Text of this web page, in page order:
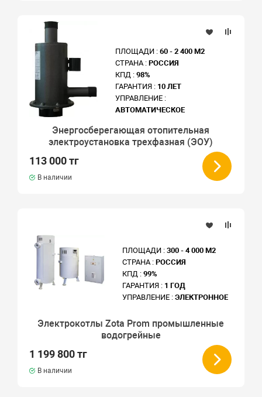
ПЛОЩАДИ :60 - 2 400 М2
СТРАНА :РОССИЯ
КПД :98%
ГАРАНТИЯ : 10 ЛЕТ
УПРАВЛЕНИЕ :
АВТОМАТИЧЕСКОЕ
Энергосберегающая отопительная
электроустановка трехфазная (ЭОУ)
113 000 тг
В наличии
ПЛОЩАДИ :300 - 4 000 М2
СТРАНА :РОССИЯ
КПД :99%
ГАРАНТИЯ : 1 ГОД
УПРАВЛЕНИЕ :ЭЛЕКТРОННОЕ
Электрокотлы Zota Prom промышленные
водогрейные
1 199 800 тг
В наличии